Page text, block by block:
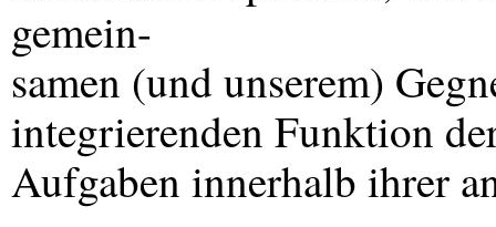
gemein-
samen (und unserem)
integrierenden Funktion
Aufgaben innerhalb ihrer